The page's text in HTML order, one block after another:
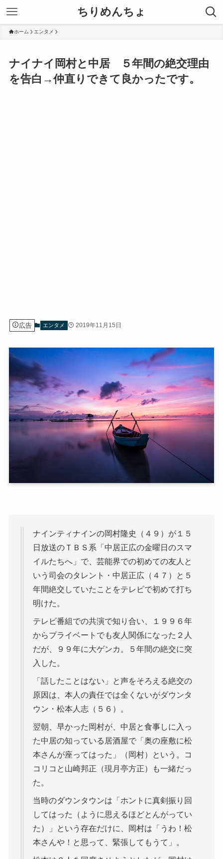
ちりめんちょ
ホーム エンタメ
ナイナイ岡村と中居 ５年間の絶交理由
を告白→仲直りできて良かったです。
広告 エンタメ 2019年11月15日
ナインティナインの岡村隆史（４９）が１５
日放送のＴＢＳ系「中居正広の金曜日のスマ
イルたちへ」で、芸能界での初めての友人と
いう司会のタレント・中居正広（４７）と５
年間絶交していたことをテレビで初めて打ち
明けた。
テレビ番組での共演で知り合い、１９９６年
からプライベートでも友人関係になった２人
だが、９９年に大ゲンカ。５年間の絶交に突
入した。
「話したことはない」と声をそろえる絶交の
原因は、本人の責任では全くないがダウンタ
ウン・松本人志（５６）。
翌朝、早かった岡村が、中居と食事しに入っ
た中居の知っている居酒屋で「奥の座敷に松
本さんが座ってはった」（岡村）という。コ
コリコと山崎邦正（現月亭方正）も一緒だっ
た。
当時のダウンタウンは「ホントに真剣振り回
してはった（ように思えるほどとんがってい
た）」という存在だけに、岡村は「うわ！松
本さんや！と思って、緊張してもうて」。